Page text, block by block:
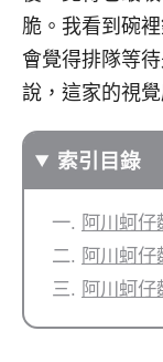
脆。我看到碗
會覺得排隊等
說，這家的視
索引目錄
阿川蚵
阿川蚵仔
阿川蚵仔